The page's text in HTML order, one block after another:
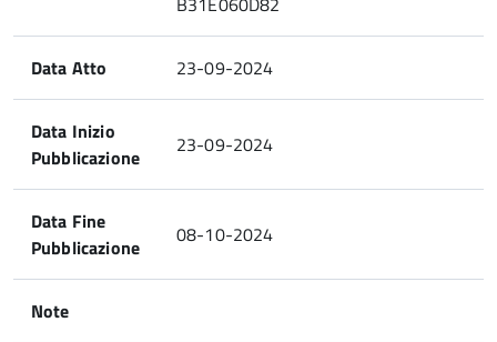
Data Atto 23-09-2024
Data Inizio
Pubblicazione
23-09-2024
Data Fine
Pubblicazione
08-10-2024
Note